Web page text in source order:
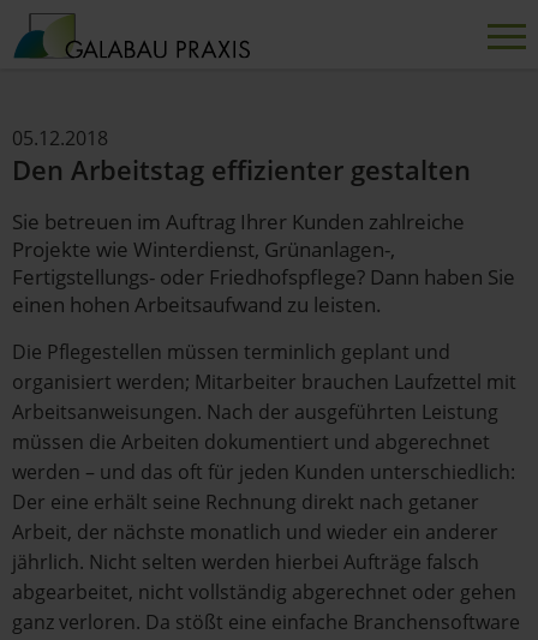
05.12.2018
Den Arbeitstag effizienter gestalten
Sie betreuen im Auftrag Ihrer Kunden zahlreiche
Projekte wie Winterdienst, Grünanlagen-,
Fertigstellungs- oder Friedhofspflege? Dann haben Sie
einen hohen Arbeitsaufwand zu leisten.
Die Pflegestellen müssen terminlich geplant und
organisiert werden; Mitarbeiter brauchen Laufzettel mit
Arbeitsanweisungen. Nach der ausgeführten Leistung
müssen die Arbeiten dokumentiert und abgerechnet
werden – und das oft für jeden Kunden unterschiedlich:
Der eine erhält seine Rechnung direkt nach getaner
Arbeit, der nächste monatlich und wieder ein anderer
jährlich. Nicht selten werden hierbei Aufträge falsch
abgearbeitet, nicht vollständig abgerechnet oder gehen
ganz verloren. Da stößt eine einfache Branchensoftware